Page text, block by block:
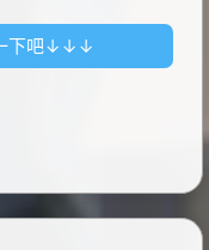
下吧↓↓↓